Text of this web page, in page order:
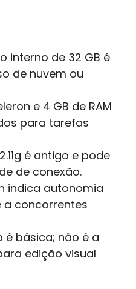
interno de 32 GB é
de nuvem ou
e 4 GB de RAM
para tarefas
é antigo e pode
de conexão.
indica autonomia
concorrentes
é básica; não é a
edição visual